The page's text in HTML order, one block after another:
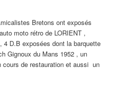
Bretons ont exposés
moto rétro de LORIENT ,
D.B exposées dont la barquette
Gignoux du Mans 1952 , un
cours de restauration et aussi un